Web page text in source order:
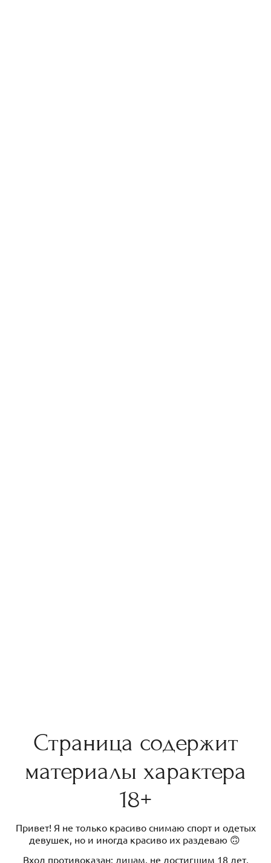
Страница содержит
материалы характера
18+
Привет! Я не только красиво снимаю спорт и одетых
девушек, но и иногда красиво их раздеваю 🙃
Вход противоказан: лицам, не достигшим 18 лет,